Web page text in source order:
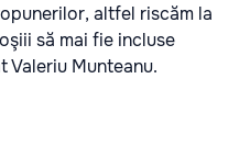
altfel riscăm la
să mai fie incluse
Valeriu Munteanu.